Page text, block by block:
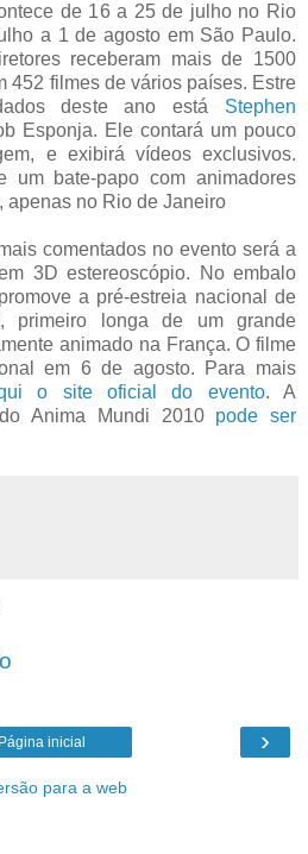
de 16 a 25 de julho no Rio
a 1 de agosto em São Paulo.
receberam mais de 1500
452 filmes de vários países. Estre
deste ano está Stephen
Esponja. Ele contará um pouco
e exibirá vídeos exclusivos.
um bate-papo com animadores
apenas no Rio de Janeiro
comentados no evento será a
3D estereoscópio. No embalo
a pré-estreia nacional de
primeiro longa de um grande
animado na França. O filme
em 6 de agosto. Para mais
o site oficial do evento. A
Anima Mundi 2010 pode ser
›
Página inicial
para a web